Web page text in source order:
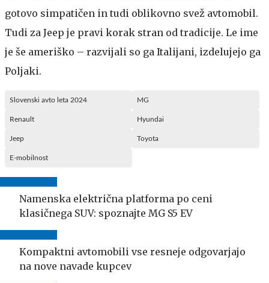
gotovo simpatičen in tudi oblikovno svež avtomobil.
Tudi za Jeep je pravi korak stran od tradicije. Le ime
je še ameriško – razvijali so ga Italijani, izdelujejo ga
Poljaki.
Slovenski avto leta 2024 MG
Renault Hyundai
Jeep Toyota
E-mobilnost
Namenska električna platforma po ceni
klasičnega SUV: spoznajte MG S5 EV
Kompaktni avtomobili vse resneje odgovarjajo
na nove navade kupcev